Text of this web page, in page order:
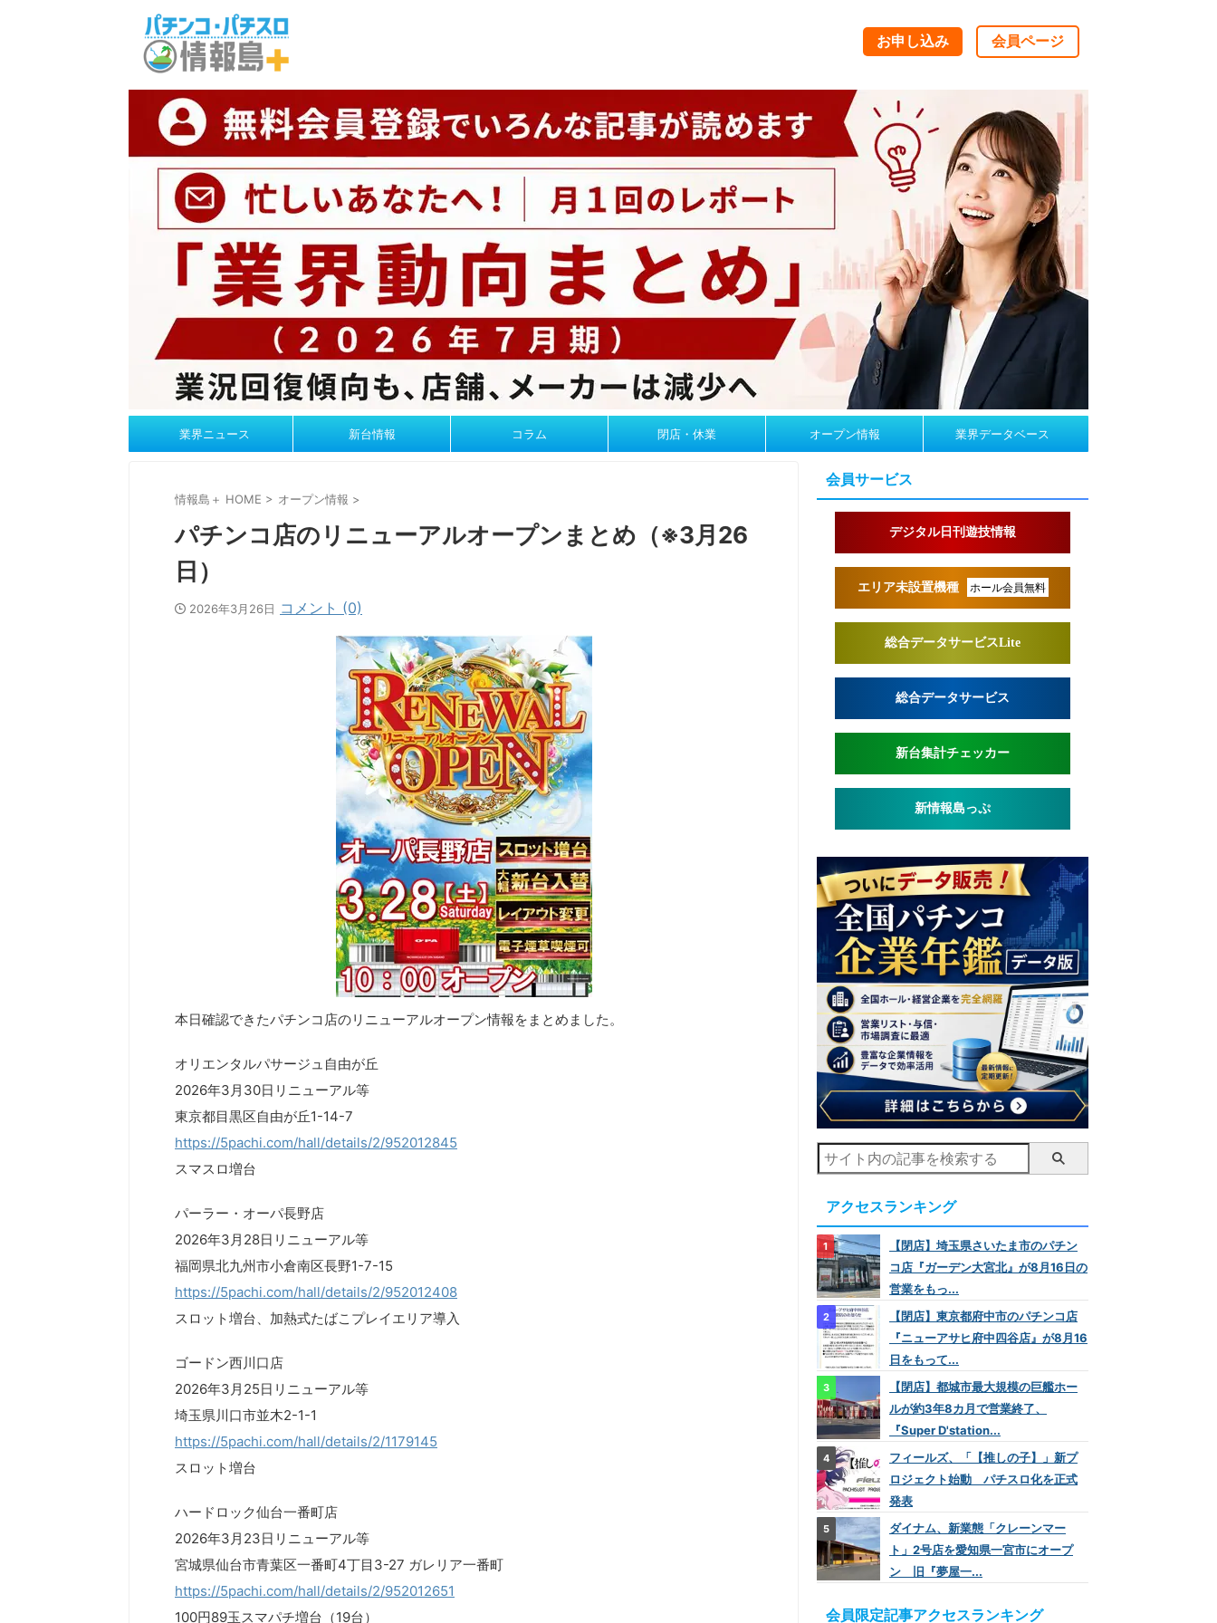
お申し込み 会員ページ
業界ニュース 新台情報 コラム 閉店・休業 オープン情報 業界データベース
情報島＋ HOME > オープン情報 >
パチンコ店のリニューアルオープンまとめ（※3月26
日）
2026年3月26日 コメント (0)
本日確認できたパチンコ店のリニューアルオープン情報をまとめました。
オリエンタルパサージュ自由が丘
2026年3月30日リニューアル等
東京都目黒区自由が丘1-14-7
https://5pachi.com/hall/details/2/952012845
スマスロ増台
パーラー・オーパ長野店
2026年3月28日リニューアル等
福岡県北九州市小倉南区長野1-7-15
https://5pachi.com/hall/details/2/952012408
スロット増台、加熱式たばこプレイエリア導入
ゴードン西川口店
2026年3月25日リニューアル等
埼玉県川口市並木2-1-1
https://5pachi.com/hall/details/2/1179145
スロット増台
ハードロック仙台一番町店
2026年3月23日リニューアル等
宮城県仙台市青葉区一番町4丁目3-27 ガレリア一番町
https://5pachi.com/hall/details/2/952012651
100円89玉スマパチ増台（19台）
会員サービス
デジタル日刊遊技情報
エリア未設置機種 ホール会員無料
総合データサービスLite
総合データサービス
新台集計チェッカー
新情報島っぷ
アクセスランキング
【閉店】埼玉県さいたま市のパチン
コ店『ガーデン大宮北』が8月16日の
営業をもっ...
【閉店】東京都府中市のパチンコ店
『ニューアサヒ府中四谷店』が8月16
日をもって...
【閉店】都城市最大規模の巨艦ホー
ルが約3年8カ月で営業終了、
『Super D'station...
フィールズ、「【推しの子】」新プ
ロジェクト始動 パチスロ化を正式
発表
ダイナム、新業態「クレーンマー
ト」2号店を愛知県一宮市にオープ
ン 旧『夢屋一...
会員限定記事アクセスランキング